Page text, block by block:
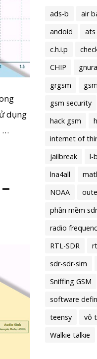
dụng
…
ads-b
air
andoid
ats
c.h.i.p
CHIP
grgsm
gsm
gsm security
hack gsm
internet of
jailbreak
l-
lna4all
NOAA
phần mềm sdr
radio
RTL-SDR
sdr-sdr-sim
Sniffing GSM
software
teensy
vô
Walkie talkie